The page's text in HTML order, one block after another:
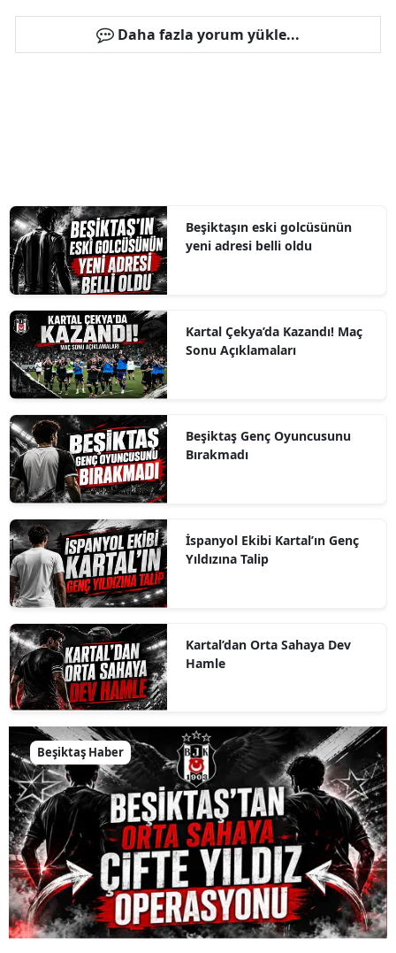
Daha fazla yorum yükle...
Beşiktaşın eski golcüsünün
yeni adresi belli oldu
Kartal Çekya’da Kazandı! Maç
Sonu Açıklamaları
Beşiktaş Genç Oyuncusunu
Bırakmadı
İspanyol Ekibi Kartal’ın Genç
Yıldızına Talip
Kartal’dan Orta Sahaya Dev
Hamle
Beşiktaş Haber